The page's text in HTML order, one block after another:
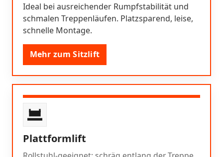
Ideal bei ausreichender Rumpfstabilität und
schmalen Treppenläufen. Platzsparend, leise,
schnelle Montage.
Mehr zum Sitzlift
Plattformlift